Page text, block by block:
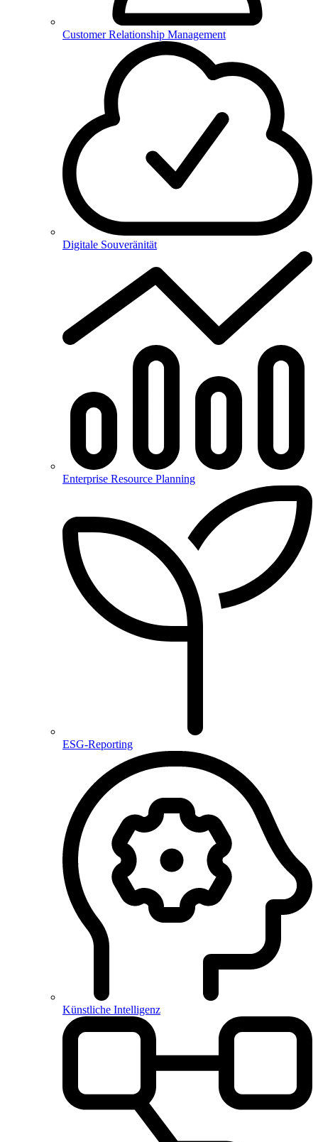
Customer Relationship Management
Digitale Souveränität
Enterprise Resource Planning
ESG-Reporting
Künstliche Intelligenz